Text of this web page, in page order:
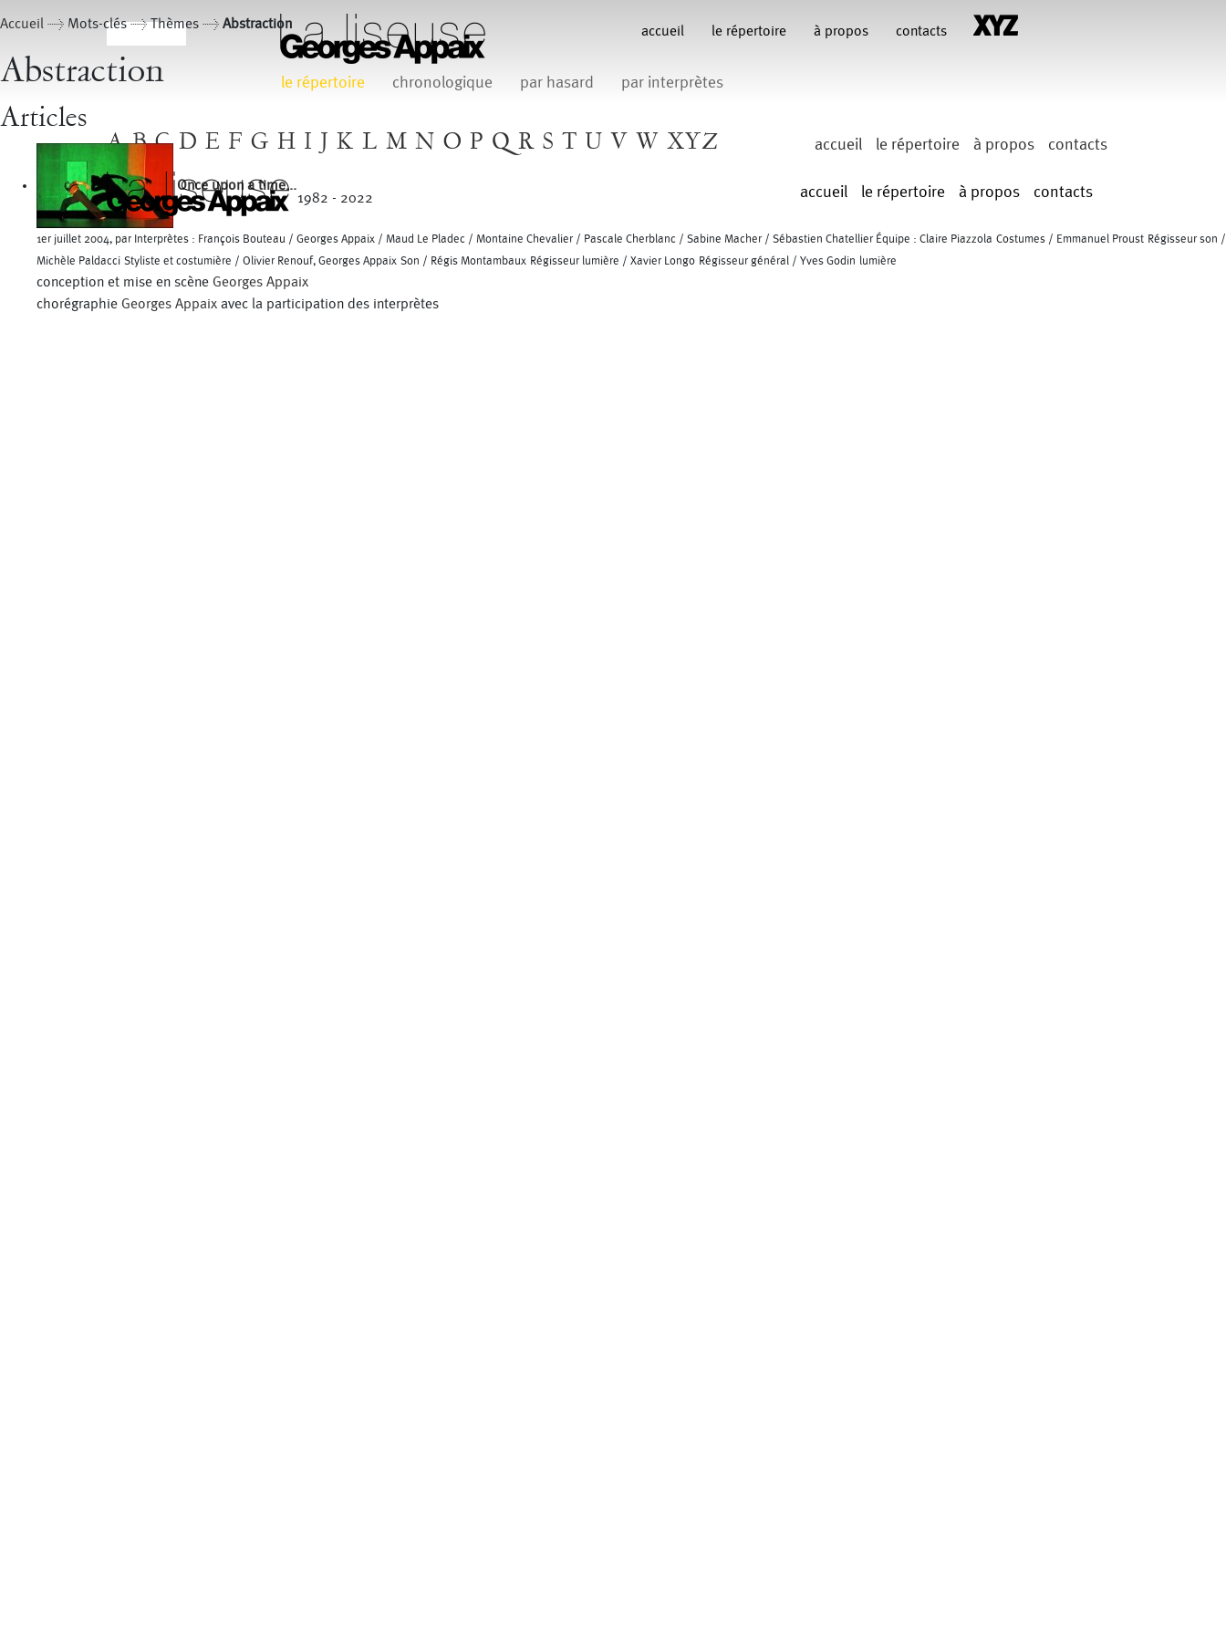
accueil le répertoire à propos contacts
le répertoire chronologique par hasard par interprètes
A B C D E F G H I J K L M N O P Q R S T U V W XYZ accueil le répertoire à propos contacts
Accueil > Mots-clés > Thèmes > Abstraction
Abstraction
Articles
Once upon a time...
1er juillet 2004, par Interprètes : François Bouteau / Georges Appaix / Maud Le Pladec / Montaine Chevalier / Pascale Cherblanc / Sabine Macher / Sébastien Chatellier Équipe : Claire Piazzola Costumes / Emmanuel Proust Régisseur son /
Michèle Paldacci Styliste et costumière / Olivier Renouf, Georges Appaix Son / Régis Montambaux Régisseur lumière / Xavier Longo Régisseur général / Yves Godin lumière
conception et mise en scène Georges Appaix
chorégraphie Georges Appaix avec la participation des interprètes
1982 - 2022 accueil le répertoire à propos contacts